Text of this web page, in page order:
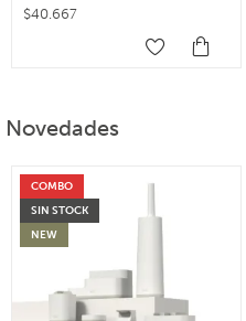
$40.667
Novedades
COMBO
SIN STOCK
NEW